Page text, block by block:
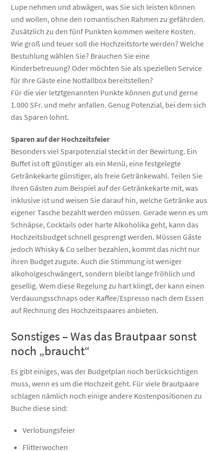
Lupe nehmen und abwägen, was Sie sich leisten können
und wollen, ohne den romantischen Rahmen zu gefährden.
Zusätzlich zu den fünf Punkten kommen weitere Kosten.
Wie groß und teuer soll die Hochzeitstorte werden? Welche
Bestuhlung wählen Sie? Brauchen Sie eine
Kinderbetreuung? Oder möchten Sie als speziellen Service
für Ihre Gäste eine Notfallbox bereitstellen?
Für die vier letztgenannten Punkte können gut und gerne
1.000 SFr. und mehr anfallen. Genug Potenzial, bei dem sich
das Sparen lohnt.
Sparen auf der Hochzeitsfeier
Besonders viel Sparpotenzial steckt in der Bewirtung. Ein
Buffet ist oft günstiger als ein Menü, eine festgelegte
Getränkekarte günstiger, als freie Getränkewahl. Teilen Sie
Ihren Gästen zum Beispiel auf der Getränkekarte mit, was
inklusive ist und weisen Sie darauf hin, welche Getränke aus
eigener Tasche bezahlt werden müssen. Gerade wenn es um
Schnäpse, Cocktails oder harte Alkoholika geht, kann das
Hochzeitsbudget schnell gesprengt werden. Müssen Gäste
jedoch Whisky & Co selber bezahlen, kommt das nicht nur
ihren Budget zugute. Auch die Stimmung ist weniger
alkoholgeschwängert, sondern bleibt lange fröhlich und
gesellig. Wem diese Regelung zu hart klingt, der kann einen
Verdauungsschnaps oder Kaffee/Espresso nach dem Essen
auf Rechnung des Hochzeitspaares anbieten.
Sonstiges – Was das Brautpaar sonst
noch „braucht“
Es gibt einiges, was der Budgetplan noch berücksichtigen
muss, wenn es um die Hochzeit geht. Für viele Brautpaare
schlagen nämlich noch einige andere Kostenpositionen zu
Buche diese sind:
Verlobungsfeier
Flitterwochen